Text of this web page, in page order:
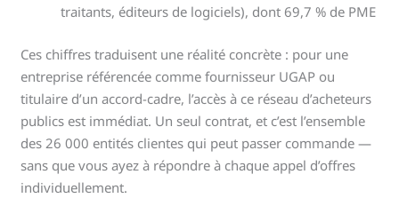
traitants, éditeurs de logiciels), dont 69,7 % de PME
Ces chiffres traduisent une réalité concrète : pour une
entreprise référencée comme fournisseur UGAP ou
titulaire d’un accord-cadre, l’accès à ce réseau d’acheteurs
publics est immédiat. Un seul contrat, et c’est l’ensemble
des 26 000 entités clientes qui peut passer commande —
sans que vous ayez à répondre à chaque appel d’offres
individuellement.